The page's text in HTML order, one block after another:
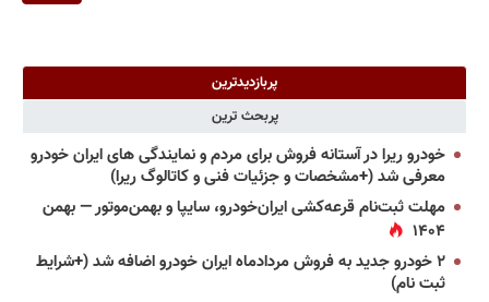
پربازدیدترین
پربحث ترین
خودرو ریرا در آستانه فروش برای مردم و نمایندگی های ایران خودرو
معرفی شد (+مشخصات و جزئیات فنی و کاتالوگ ریرا)
مهلت ثبت‌نام قرعه‌کشی ایران‌خودرو، سایپا و بهمن‌موتور — بهمن
۱۴۰۴
۲ خودرو جدید به فروش مردادماه ایران خودرو اضافه شد (+شرایط
ثبت نام)